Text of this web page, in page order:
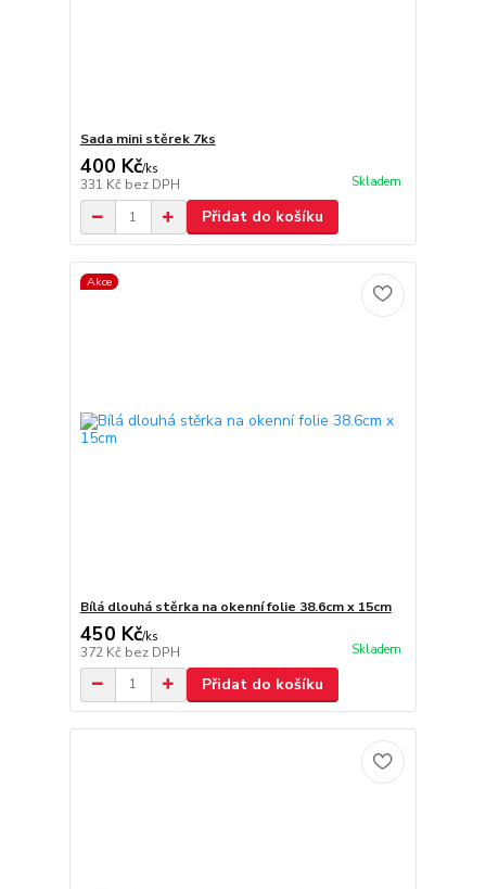
Sada mini stěrek 7ks
400 Kč/ks
331 Kč bez DPH Skladem
Přidat do košíku
Akce
Bílá dlouhá stěrka na okenní folie 38.6cm x 15cm
450 Kč/ks
372 Kč bez DPH Skladem
Přidat do košíku